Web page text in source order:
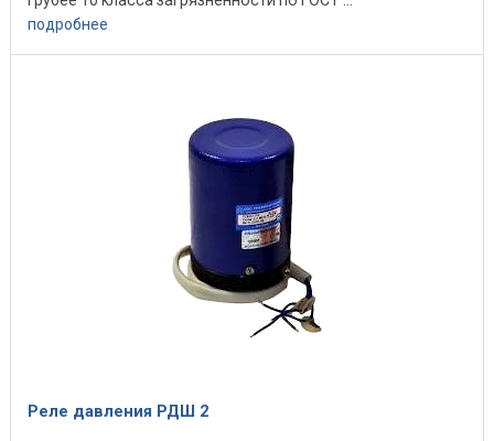
подробнее
Реле давления РДШ 2